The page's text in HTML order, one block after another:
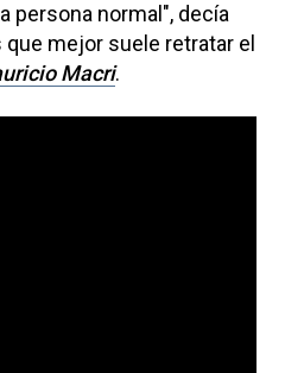
persona normal", decía
mejor suele retratar el
Macri.